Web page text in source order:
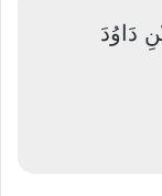
دَاوُدَ